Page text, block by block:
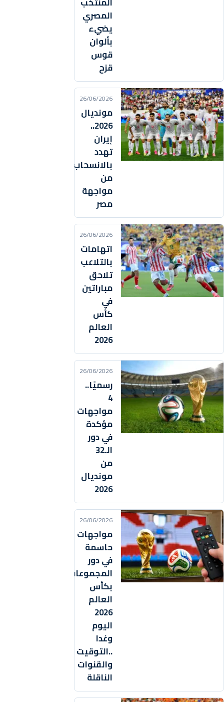
المصري
يضيء
بألوان
قوس
قزح
26/06/2026
مونديال
2026..
إيران
تهدد
بالانسحاب
من
مواجهة
مصر
26/06/2026
اتهامات
بالتلاعب
تلاحق
مباراتين
في
كأس
العالم
2026
26/06/2026
رسميًا..
4
مواجهات
مؤكدة
في دور
الـ32
من
مونديال
2026
26/06/2026
مواجهات
حاسمة
في دور
المجموعات
بكأس
العالم
2026
اليوم
وغدا
..التوقيت
والقنوات
الناقلة